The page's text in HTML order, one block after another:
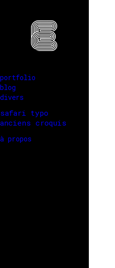
portfolio
blog
divers
safari typo
anciens croquis
à propos